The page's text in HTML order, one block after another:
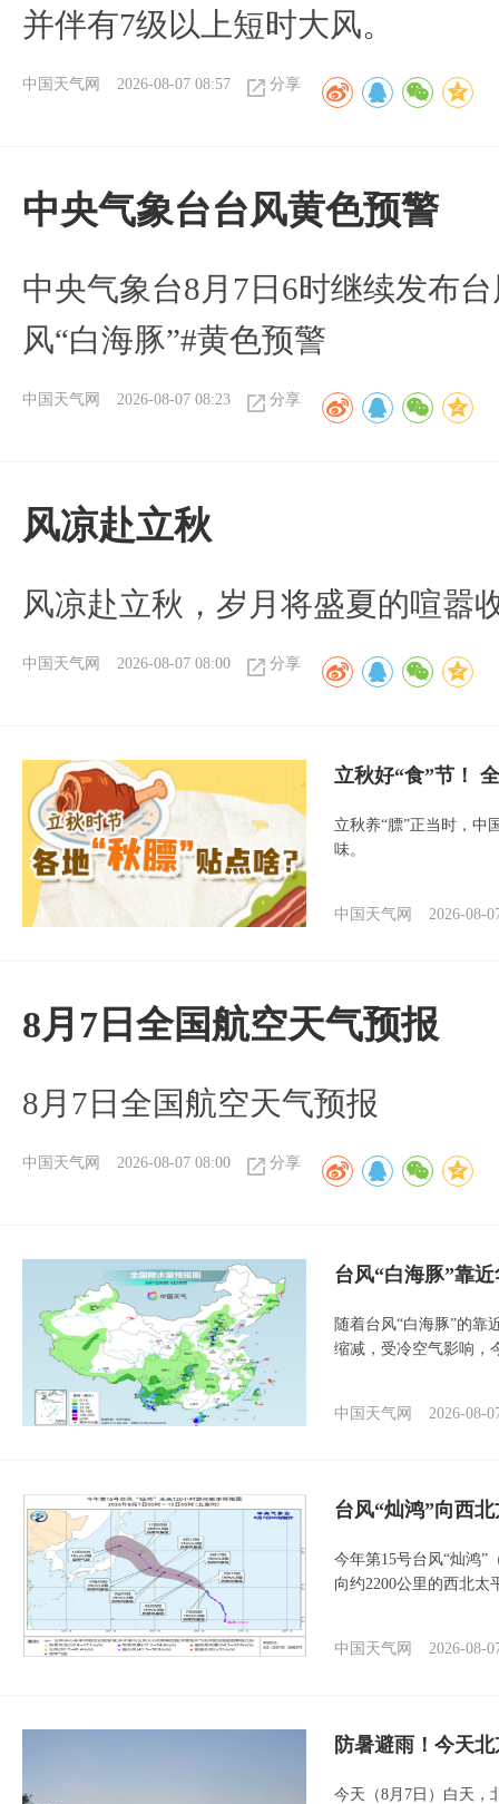
并伴有7级以上短时大风。
中国天气网 2026-08-07 08:57 分享
​中央气象台台风黄色预警
中央气象台8月7日6时继续发布
风“白海豚”#黄色预警
中国天气网 2026-08-07 08:23 分享
风凉赴立秋
风凉赴立秋，岁月将盛夏的喧嚣
中国天气网 2026-08-07 08:00 分享
立秋好“食”节！
立秋养“膘”正当时，中
味。
中国天气网 2026-08-
8月7日全国航空天气预报
8月7日全国航空天气预报
中国天气网 2026-08-07 08:00 分享
台风“白海豚”靠
随着台风“白海豚”的靠
缩减，受冷空气影响，
中国天气网 2026-08-
台风“灿鸿”向西
今年第15号台风“灿鸿”
向约2200公里的西北太
中国天气网 2026-08-
防暑避雨！今天
今天（8月7日）白天，